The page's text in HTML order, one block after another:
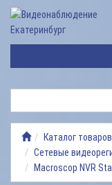
ТОВАРОВ
ВИДЕОНАБЛЮДЕНИЯ
РЕМОНТ
ВИДЕОНАБЛЮДЕНИЯ
Каталог товаров
Сетевые
Macroscop NVR